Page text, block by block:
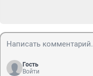
Гость
Войти